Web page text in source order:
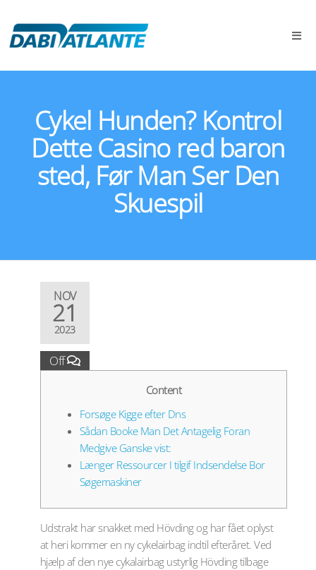
Cykel Hunden? Kontrol
Dette Casino red baron
sted, Før Man Ser Den
Skuespil
NOV
21
2023
Off
Content
Forsøge Kigge efter Dns
Sådan Booke Man Det Antagelig Foran
Medgive Ganske vist:
Længer Ressourcer I tilgif Indsendelse Bor
Søgemaskiner
Udstrakt har snakket med Hövding og har fået oplyst
at heri kommer en ny cykelairbag indtil efteråret. Ved
hjælp af den nye cykalairbag ustyrlig Hövding tilbage